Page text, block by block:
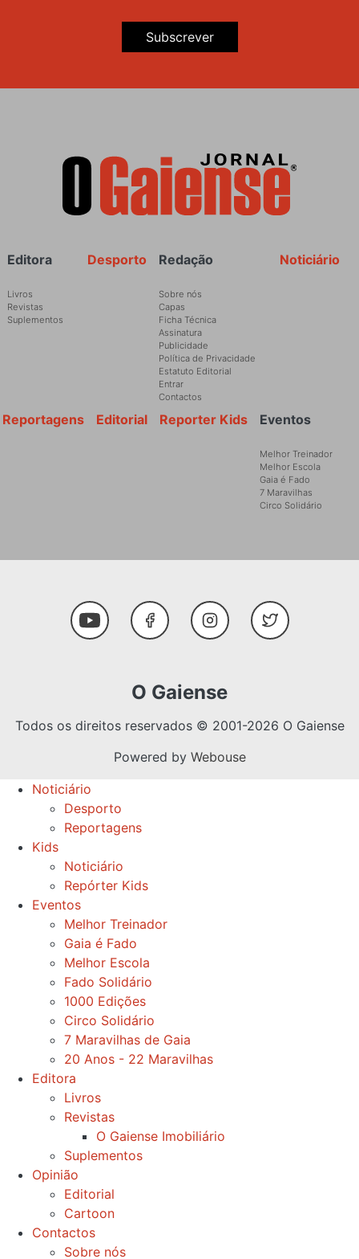
Subscrever
Rodapé Noticiário
Redação
Sobre nós
Capas
Ficha Técnica
Assinatura
Publicidade
Política de Privacidade
Estatuto Editorial
Entrar
Contactos
Desporto
Editora
Livros
Revistas
Suplementos
Eventos
Melhor Treinador
Melhor Escola
Gaia é Fado
7 Maravilhas
Circo Solidário
Reporter Kids
Editorial
Reportagens
Social Media
Youtube FacebookInstagramTwitter
O Gaiense
Todos os direitos reservados © 2001-2026 O Gaiense
Powered by Webouse
Noticiário
Desporto
Reportagens
Kids
Noticiário
Repórter Kids
Eventos
Melhor Treinador
Gaia é Fado
Melhor Escola
Fado Solidário
1000 Edições
Circo Solidário
7 Maravilhas de Gaia
20 Anos - 22 Maravilhas
Editora
Livros
Revistas
O Gaiense Imobiliário
Suplementos
Opinião
Editorial
Cartoon
Contactos
Sobre nós